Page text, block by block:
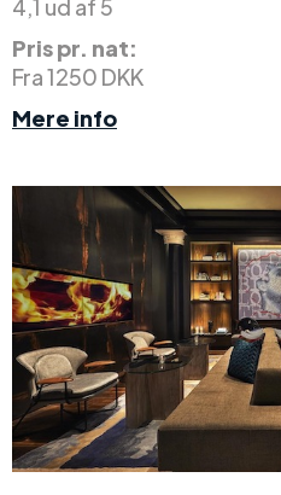
4,1 ud af 5
Pris pr. nat:
Fra 1250 DKK
Mere info